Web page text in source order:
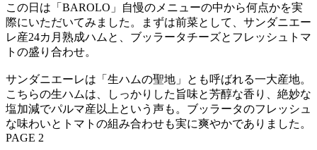
この日は「BAROLO」自慢のメニューの中から何点かを実
際にいただいてみました。まずは前菜として、サンダニエー
レ産24カ月熟成ハムと、ブッラータチーズとフレッシュトマ
トの盛り合わせ。
サンダニエーレは「生ハムの聖地」とも呼ばれる一大産地。
こちらの生ハムは、しっかりした旨味と芳醇な香り、絶妙な
塩加減でパルマ産以上という声も。ブッラータのフレッシュ
な味わいとトマトの組み合わせも実に爽やかでありました。
PAGE 2